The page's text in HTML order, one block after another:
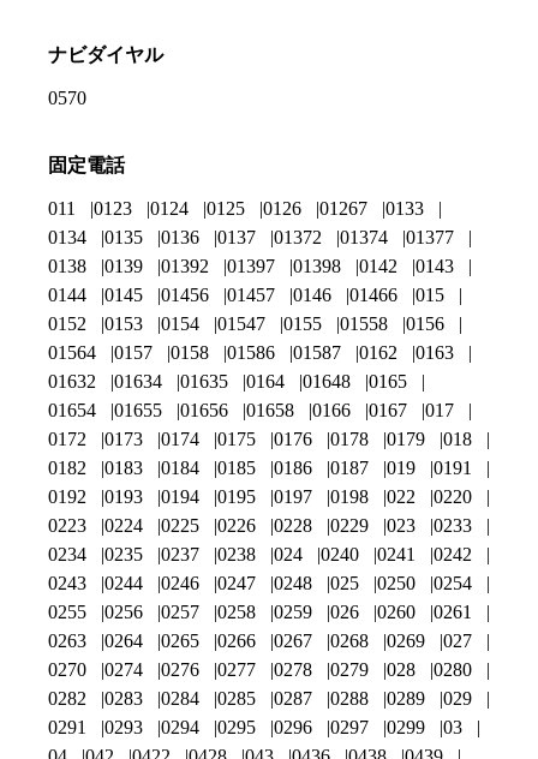
ナビダイヤル
0570
固定電話
011 0123 0124 0125 0126 01267
0133
0134
0135 0136 0137 01372 01374
01377
0138
0139 01392 01397 01398 0142
0143
0144
0145 01456 01457 0146 01466
015
0152
0153 0154 01547 0155 01558
0156
01564
0157 0158 01586 01587 0162
0163
01632
01634 01635 0164 01648
0165
01654
01655 01656 01658 0166 0167
017
0172
0173 0174 0175 0176 0178 0179
018
0182
0183 0184 0185 0186 0187 019
0191
0192
0193 0194 0195 0197 0198 022
0220
0223
0224 0225 0226 0228 0229 023
0233
0234
0235 0237 0238 024 0240 0241
0242
0243
0244 0246 0247 0248 025 0250
0254
0255
0256 0257 0258 0259 026 0260
0261
0263
0264 0265 0266 0267 0268 0269
027
0270
0274 0276 0277 0278 0279 028
0280
0282
0283 0284 0285 0287 0288 0289
029
0291
0293 0294 0295 0296 0297 0299
03